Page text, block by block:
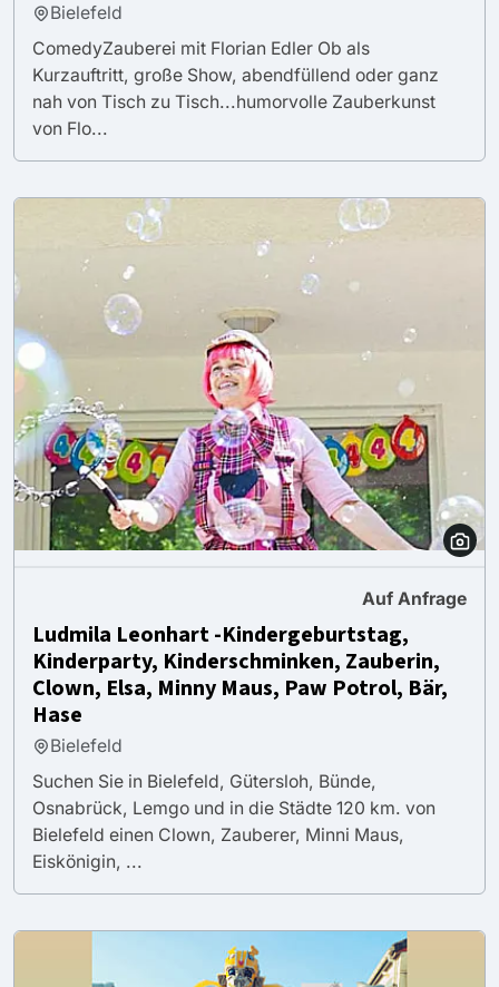
Bielefeld
ComedyZauberei mit Florian Edler Ob als
Kurzauftritt, große Show, abendfüllend oder ganz
nah von Tisch zu Tisch...humorvolle Zauberkunst
von Flo...
Auf Anfrage
Ludmila Leonhart -Kindergeburtstag,
Kinderparty, Kinderschminken, Zauberin,
Clown, Elsa, Minny Maus, Paw Potrol, Bär,
Hase
Bielefeld
Suchen Sie in Bielefeld, Gütersloh, Bünde,
Osnabrück, Lemgo und in die Städte 120 km. von
Bielefeld einen Clown, Zauberer, Minni Maus,
Eiskönigin, ...